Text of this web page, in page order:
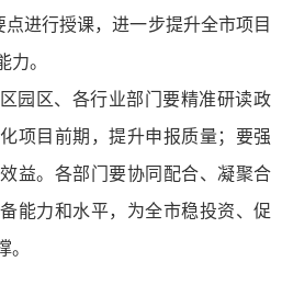
点进行授课，进一步提升全市项目
力。
园区、各行业部门要精准研读政
项目前期，提升申报质量；要强
益。各部门要协同配合、凝聚合
能力和水平，为全市稳投资、促
。